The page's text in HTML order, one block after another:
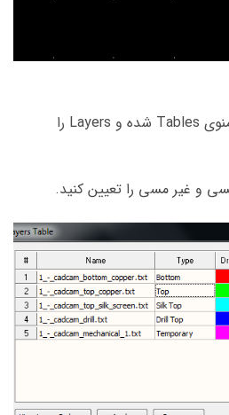
برای تنظیمات لایه ها وارد منوی Tables شده و Layers را
و غیر مسی را تعیین کنید.